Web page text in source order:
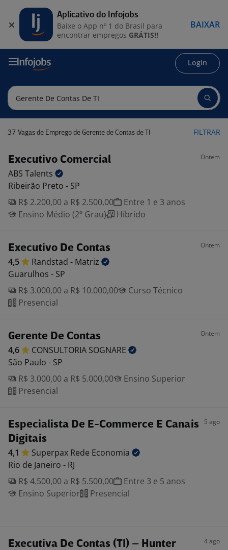
Login
37 Vagas de Emprego de Gerente de Contas de TI FILTRAR
Executivo Comercial Ontem
ABS Talents
Ribeirão Preto - SP
R$ 2.200,00 a R$ 2.500,00
Entre 1 e 3 anos
Ensino Médio (2º Grau)
Híbrido
Executivo De Contas Ontem
4,5 Randstad - Matriz
Guarulhos - SP
R$ 3.000,00 a R$ 10.000,00
Curso Técnico
Presencial
Gerente De Contas Ontem
4,6 CONSULTORIA SOGNARE
São Paulo - SP
R$ 3.000,00 a R$ 5.000,00
Ensino Superior
Presencial
Especialista De E-Commerce E Canais
Digitais
5 ago
4,1 Superpax Rede Economia
Rio de Janeiro - RJ
R$ 4.500,00 a R$ 5.500,00
Entre 3 e 5 anos
Ensino Superior
Presencial
Executiva De Contas (TI) – Hunter
4 ago
Aplicativo do Infojobs
Baixe o App nº 1 do Brasil para
encontrar empregos GRÁTIS!!
BAIXAR